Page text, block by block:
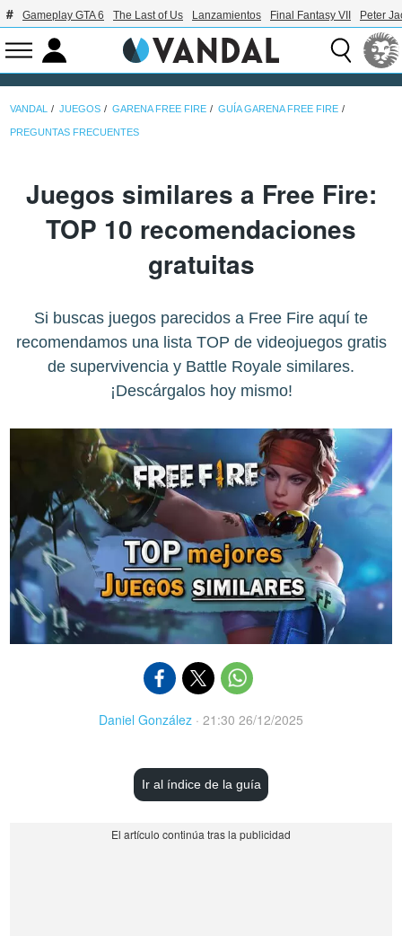
Gameplay GTA 6 The Last of Us Lanzamientos Final Fantasy VII Peter
VANDAL JUEGOS GARENA FREE FIRE GUÍA GARENA FREE FIRE
PREGUNTAS FRECUENTES
Juegos similares a Free Fire:
TOP 10 recomendaciones
gratuitas
Si buscas juegos parecidos a Free Fire aquí te
recomendamos una lista TOP de videojuegos gratis
de supervivencia y Battle Royale similares.
¡Descárgalos hoy mismo!
Daniel González · 21:30 26/12/2025
Ir al índice de la guía